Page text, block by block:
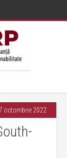
octombrie 2022